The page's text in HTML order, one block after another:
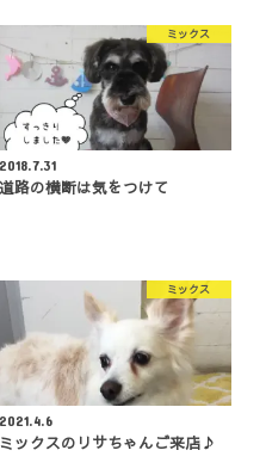
ミックス
2018.7.31
道路の横断は気をつけて
ミックス
2021.4.6
ミックスのリサちゃんご来店♪